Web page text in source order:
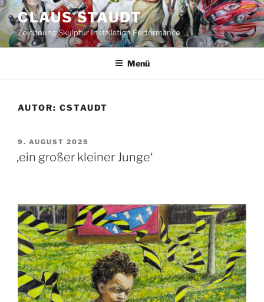
Zum
Inhalt
springen
CLAUS STAUDT
Zeichnung Skulptur Installation Performance
Menü
AUTOR: CSTAUDT
VERÖFFENTLICHT
AM
9. AUGUST 2025
‚ein großer kleiner Junge‘